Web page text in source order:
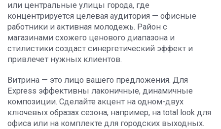
или центральные улицы города, где
концентрируется целевая аудитория — офисные
работники и активная молодежь. Район с
магазинами схожего ценового диапазона и
стилистики создаст синергетический эффект и
привлечет нужных клиентов.
Витрина — это лицо вашего предложения. Для
Express эффективны лаконичные, динамичные
композиции. Сделайте акцент на одном-двух
ключевых образах сезона, например, на total look для
офиса или на комплекте для городских выходных.